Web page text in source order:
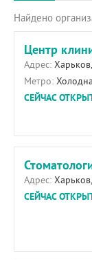
Найдено
Центр
Адрес:
Метро:
СЕЙЧАС
Адрес:
СЕЙЧАС